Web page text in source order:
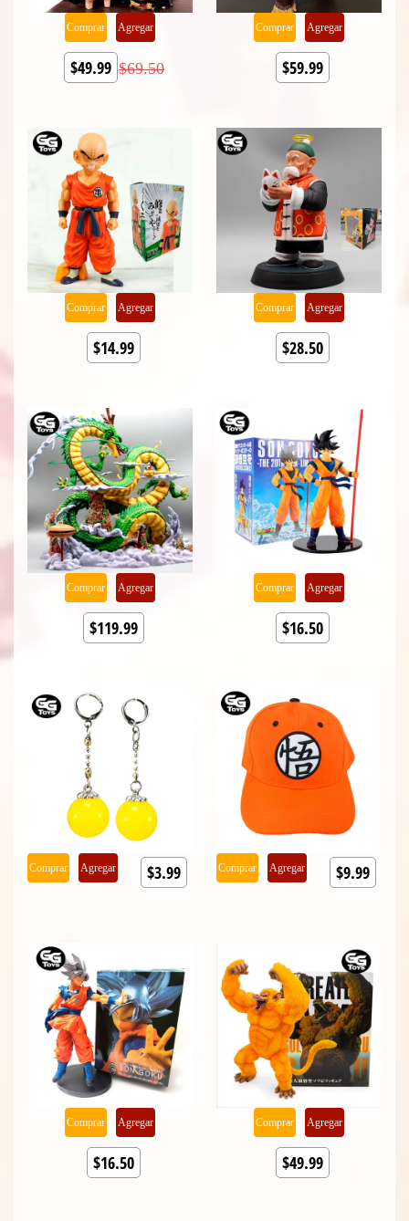
Comprar Agregar
$49.99 $69.50
Comprar Agregar
$59.99
Comprar Agregar
$14.99
Comprar Agregar
$28.50
Comprar Agregar
$119.99
Comprar Agregar
$16.50
Comprar Agregar $3.99 Comprar Agregar $9.99
Comprar Agregar
$16.50
Comprar Agregar
$49.99